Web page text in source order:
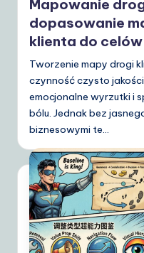
Mapowanie
dopasowanie
klienta do
Tworzenie mapy drogi
czynność czysto
emocjonalne wyrzutki i
bólu. Jednak bez
biznesowymi te…